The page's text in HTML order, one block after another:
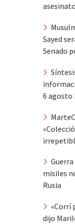
Sayed
Senado
6 agosto
misiles
Rusia
«Corrí
dijo